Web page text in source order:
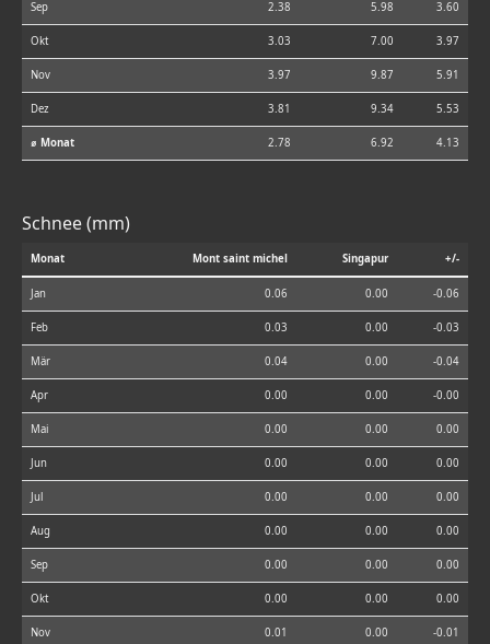
Sep 2.38 5.98 3.60
Okt 3.03 7.00 3.97
Nov 3.97 9.87 5.91
Dez 3.81 9.34 5.53
⌀ Monat 2.78 6.92 4.13
Schnee (mm)
Monat Mont saint michel Singapur +/-
Jan 0.06 0.00 -0.06
Feb 0.03 0.00 -0.03
Mär 0.04 0.00 -0.04
Apr 0.00 0.00 -0.00
Mai 0.00 0.00 0.00
Jun 0.00 0.00 0.00
Jul 0.00 0.00 0.00
Aug 0.00 0.00 0.00
Sep 0.00 0.00 0.00
Okt 0.00 0.00 0.00
Nov 0.01 0.00 -0.01